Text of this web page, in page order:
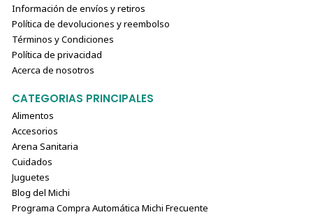
Información de envíos y retiros
Política de devoluciones y reembolso
Términos y Condiciones
Política de privacidad
Acerca de nosotros
CATEGORIAS PRINCIPALES
Alimentos
Accesorios
Arena Sanitaria
Cuidados
Juguetes
Blog del Michi
Programa Compra Automática Michi Frecuente